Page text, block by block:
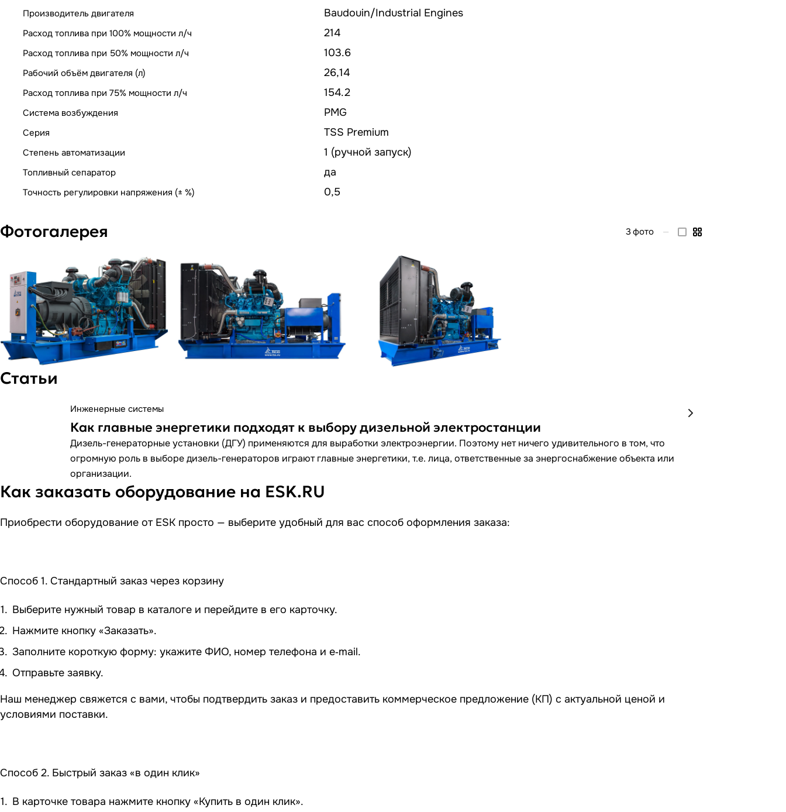
Производитель двигателя Baudouin/Industrial Engines
Расход топлива при 100% мощности л/ч 214
Расход топлива при 50% мощности л/ч 103.6
Рабочий объём двигателя (л) 26,14
Расход топлива при 75% мощности л/ч 154.2
Система возбуждения PMG
Серия TSS Premium
Степень автоматизации 1 (ручной запуск)
Топливный сепаратор да
Точность регулировки напряжения (± %) 0,5
Фотогалерея 3 фото —
Статьи
Инженерные системы
Как главные энергетики подходят к выбору дизельной электростанции
Дизель-генераторные установки (ДГУ) применяются для выработки электроэнергии. Поэтому нет ничего удивительного в том, что
огромную роль в выборе дизель-генераторов играют главные энергетики, т.е. лица, ответственные за энергоснабжение объекта или
организации.
Как заказать оборудование на ESK.RU
Приобрести оборудование от ESK просто — выберите удобный для вас способ оформления заказа:
Способ 1. Стандартный заказ через корзину
Выберите нужный товар в каталоге и перейдите в его карточку.
Нажмите кнопку «Заказать».
Заполните короткую форму: укажите ФИО, номер телефона и e‑mail.
Отправьте заявку.
Наш менеджер свяжется с вами, чтобы подтвердить заказ и предоставить коммерческое предложение (КП) с актуальной ценой и
условиями поставки.
Способ 2. Быстрый заказ «в один клик»
В карточке товара нажмите кнопку «Купить в один клик».